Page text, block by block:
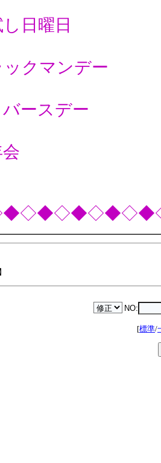
し日曜
ックマンデ
バースデ
年会
NO:
[標準/